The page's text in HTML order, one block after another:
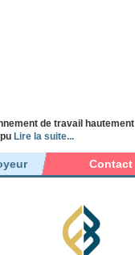
de travail hautement
Lire la suite...
Contact